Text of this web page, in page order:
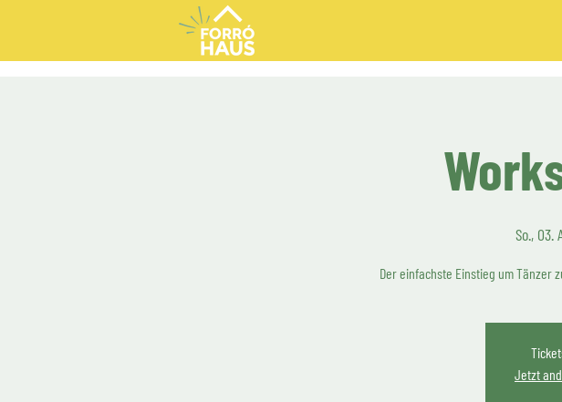
So., 03.
Der einfachste Einstieg um Tänzer
Jetzt